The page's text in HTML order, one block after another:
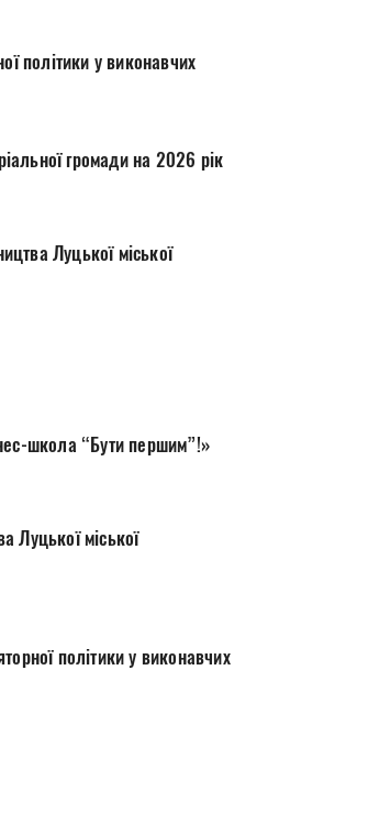
громади на 2026 рік
Луцької міської
школа “Бути першим”!»
Луцької міської